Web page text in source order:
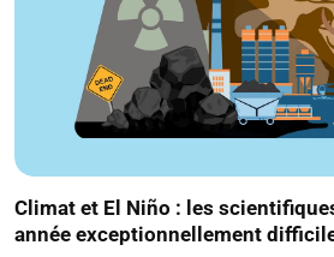
Climat et El Niño : les
année exceptionnellement